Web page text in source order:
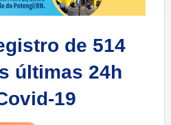
de 514
últimas 24h
19